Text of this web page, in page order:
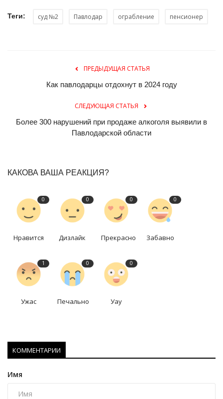
Теги: суд №2 Павлодар ограбление пенсионер
ПРЕДЫДУЩАЯ СТАТЬЯ
Как павлодарцы отдохнут в 2024 году
СЛЕДУЮЩАЯ СТАТЬЯ
Более 300 нарушений при продаже алкоголя выявили в
Павлодарской области
КАКОВА ВАША РЕАКЦИЯ?
0
Нравится
0
Дизлайк
0
Прекрасно
0
Забавно
1
Ужас
0
Печально
0
Уау
КОММЕНТАРИИ
Имя